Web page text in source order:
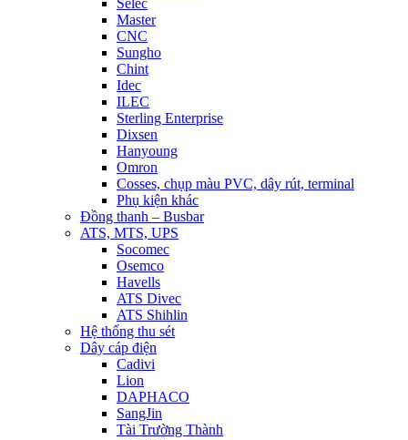
Selec
Master
CNC
Sungho
Chint
Idec
ILEC
Sterling Enterprise
Dixsen
Hanyoung
Omron
Cosses, chụp màu PVC, dây rút, terminal
Phụ kiện khác
Đồng thanh – Busbar
ATS, MTS, UPS
Socomec
Osemco
Havells
ATS Divec
ATS Shihlin
Hệ thống thu sét
Dây cáp điện
Cadivi
Lion
DAPHACO
SangJin
Tài Trường Thành